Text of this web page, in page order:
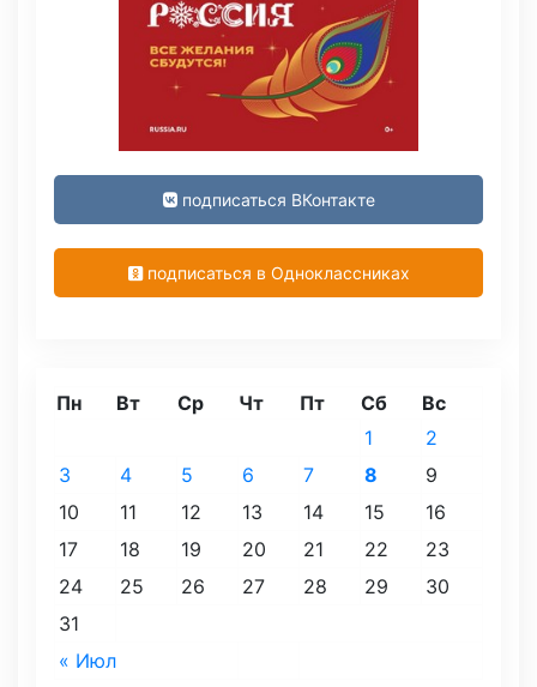
подписаться ВКонтакте
подписаться в Одноклассниках
Пн Вт Ср Чт Пт Сб Вс
« Июл
1
2
3
4 5 6 7 8
9
10
11 12 13 14 15
16
17
18 19 20 21 22
23
24
25 26 27 28 29
30
31